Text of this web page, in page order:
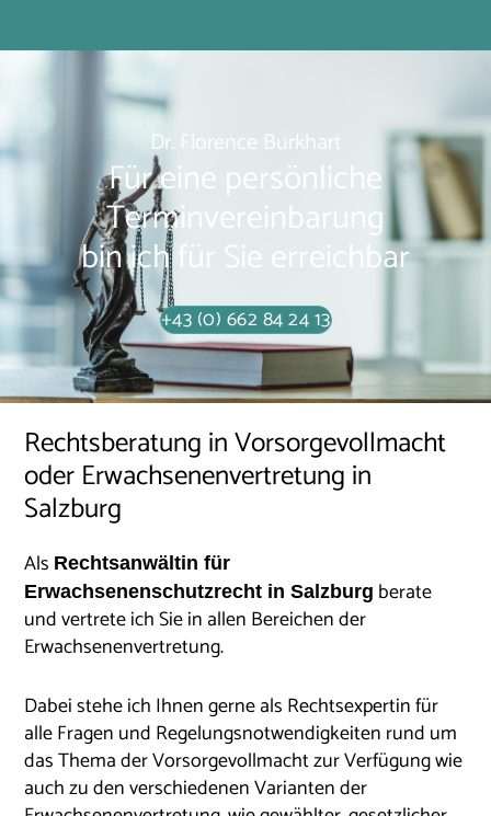
Dr. Florence Burkhart
Für eine persönliche
Terminvereinbarung
bin ich für Sie erreichbar
+43 (0) 662 84 24 13
Rechtsberatung in Vorsorgevollmacht
oder Erwachsenenvertretung in
Salzburg
Als Rechtsanwältin für
Erwachsenenschutzrecht in Salzburg berate
und vertrete ich Sie in allen Bereichen der
Erwachsenenvertretung.
Dabei stehe ich Ihnen gerne als Rechtsexpertin für
alle Fragen und Regelungsnotwendigkeiten rund um
das Thema der Vorsorgevollmacht zur Verfügung wie
auch zu den verschiedenen Varianten der